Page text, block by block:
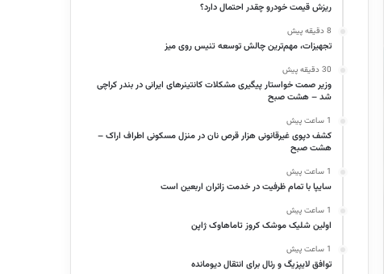
ریزش قیمت خودرو چقدر احتمال دارد؟
8 دقیقه پیش
تجهیزات، مهم‌ترین چالش توسعه تنیس روی میز
30 دقیقه پیش
وزیر صمت خواستار پیگیری مشکلات کانتینرهای ایرانی در بندر کراچی
شد – هشت صبح
1 ساعت پیش
کشف دپوی غیرقانونی هزار قرص نان در منزل مسکونی اطراف اراک –
هشت صبح
1 ساعت پیش
سایپا با تمام ظرفیت در خدمت زائران اربعین است
1 ساعت پیش
اولین شلیک موشک کروز تاماهاوک ژاپن
1 ساعت پیش
توافق لایپزیگ و رئال برای انتقال دیومانده